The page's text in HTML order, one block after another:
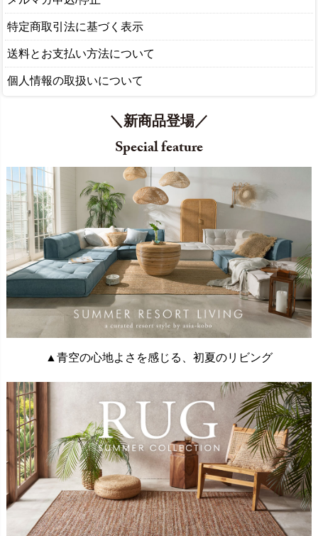
特定商取引法に基づく表示
送料とお支払い方法について
個人情報の取扱いについて
＼新商品登場／
Special feature
▲青空の心地よさを感じる、初夏のリビング